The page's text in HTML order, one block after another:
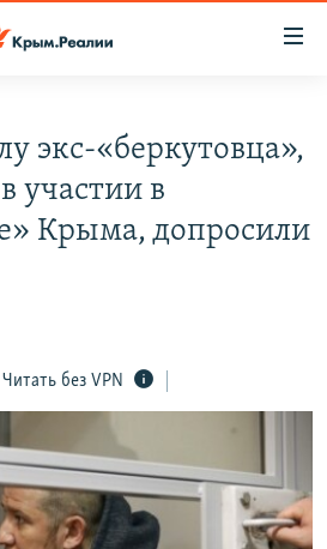
экс-«беркутовца»,
участии в
Крыма, допросили
Читать без VPN